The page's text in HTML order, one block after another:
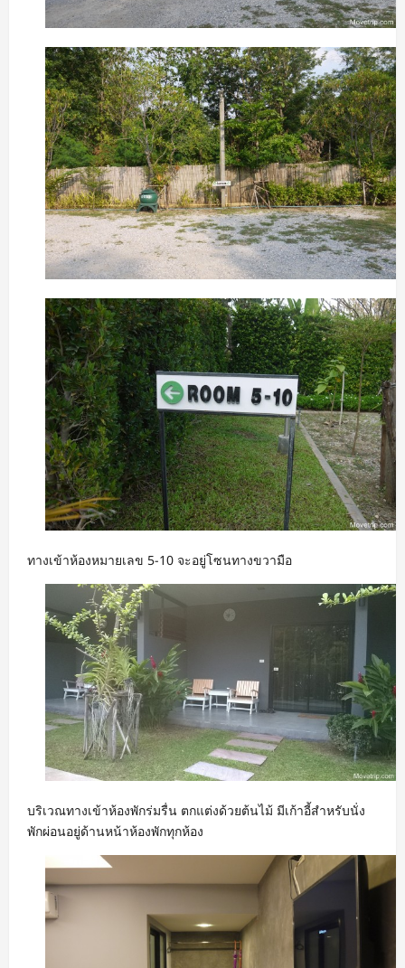
ทางเข้าห้องหมายเลข 5-10 จะอยู่โซนทางขวามือ
บริเวณทางเข้าห้องพักร่มรื่น ตกแต่งด้วยต้นไม้ มีเก้าอี้สำหรับนั่ง
พักผ่อนอยู่ด้านหน้าห้องพักทุกห้อง